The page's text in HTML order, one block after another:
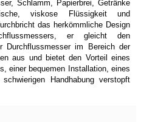
Schlamm, Papierbrei, Getränke
viskose Flüssigkeit und
das herkömmliche Design
er gleicht den
Durchflussmesser im Bereich der
aus und bietet den Vorteil eines
einer bequemen Installation, eines
Handhabung verstopft